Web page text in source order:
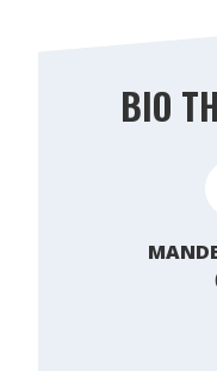
BIO